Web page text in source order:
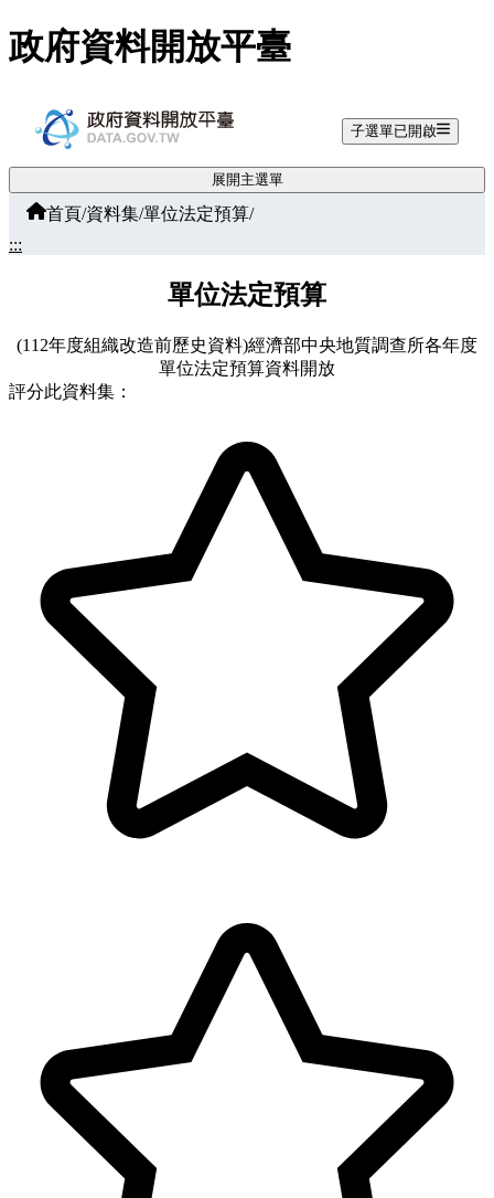
跳至主要內容
政府資料開放平臺
子選單已開啟
展開主選單
首頁/資料集/單位法定預算/
:::
單位法定預算
(112年度組織改造前歷史資料)經濟部中央地質調查所各年度
單位法定預算資料開放
評分此資料集：